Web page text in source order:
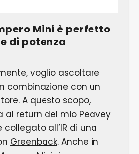
Mini è perfetto
di potenza
voglio ascoltare
combinazione con un
A questo scopo,
al return del mio Peavey
collegato all’IR di una
Greenback. Anche in